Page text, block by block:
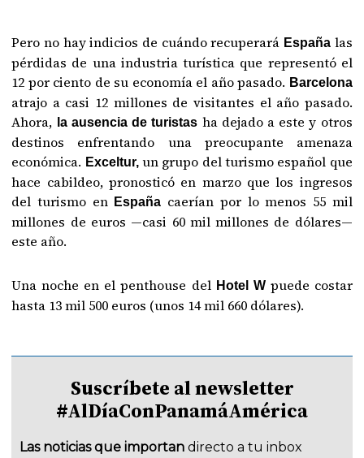
Pero no hay indicios de cuándo recuperará España las
pérdidas de una industria turística que representó el
12 por ciento de su economía el año pasado. Barcelona
atrajo a casi 12 millones de visitantes el año pasado.
Ahora, la ausencia de turistas ha dejado a este y otros
destinos enfrentando una preocupante amenaza
económica. Exceltur, un grupo del turismo español que
hace cabildeo, pronosticó en marzo que los ingresos
del turismo en España caerían por lo menos 55 mil
millones de euros —casi 60 mil millones de dólares—
este año.
Una noche en el penthouse del Hotel W puede costar
hasta 13 mil 500 euros (unos 14 mil 660 dólares).
Suscríbete al newsletter
#AlDíaConPanamáAmérica
Las noticias que importan directo a tu inbox